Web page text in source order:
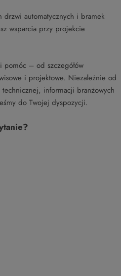
drzwi automatycznych i bramek
wsparcia przy projekcie
pomóc – od szczegółów
i projektowe. Niezależnie od
informacji branżowych
do Twojej dyspozycji.